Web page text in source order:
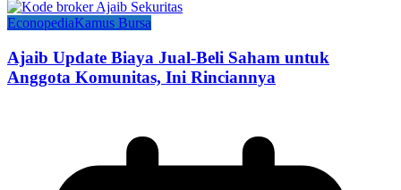
EconopediaKamus Bursa
Ajaib Update Biaya Jual-Beli Saham untuk
Anggota Komunitas, Ini Rinciannya